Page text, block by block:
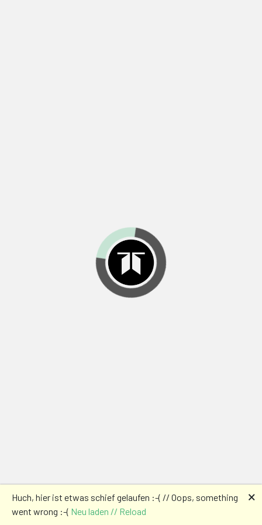
Huch, hier ist etwas schief gelaufen :-( // Oops, something
went wrong :-( Neu laden // Reload
🗙